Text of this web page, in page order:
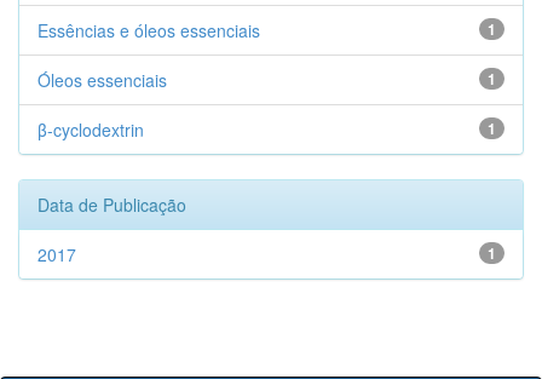
1
Essências e óleos essenciais
1
Óleos essenciais
1
β-cyclodextrin
Data de Publicação
1
2017